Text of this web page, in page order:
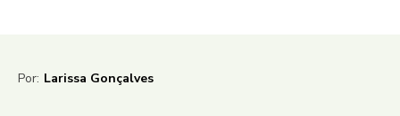
Por: Larissa Gonçalves